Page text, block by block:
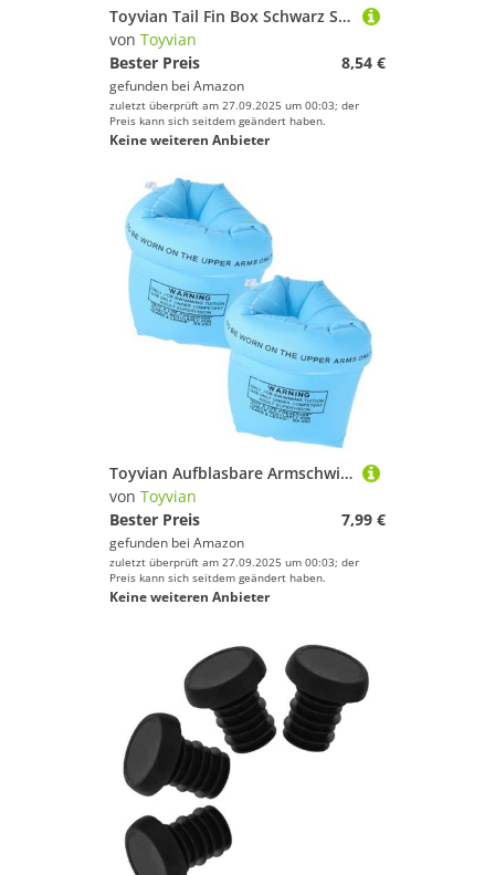
Toyvian Tail Fin Box Schwarz Surfboard Fin Basis Einfache Montage Robust Für Paddleboard Longboard Ersatz Flossenhalter Zubehör
von Toyvian
Bester Preis
8,54 €
gefunden bei Amazon
zuletzt überprüft am 27.09.2025 um 00:03; der
Preis kann sich seitdem geändert haben.
Keine weiteren Anbieter
Toyvian Aufblasbare Armschwimmringe für Erwachsene Dicke Doppelkammer Schwimmhilfen Stabiler Auftrieb für Schwimmbad Strand Schwimmtraining und Wasserspaß
von Toyvian
Bester Preis
7,99 €
gefunden bei Amazon
zuletzt überprüft am 27.09.2025 um 00:03; der
Preis kann sich seitdem geändert haben.
Keine weiteren Anbieter